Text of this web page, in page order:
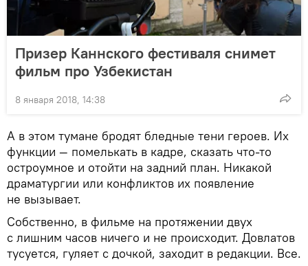
Призер Каннского фестиваля снимет
фильм про Узбекистан
8 января 2018, 14:38
А в этом тумане бродят бледные тени героев. Их
функции — помелькать в кадре, сказать что-то
остроумное и отойти на задний план. Никакой
драматургии или конфликтов их появление
не вызывает.
Собственно, в фильме на протяжении двух
с лишним часов ничего и не происходит. Довлатов
тусуется, гуляет с дочкой, заходит в редакции. Все.